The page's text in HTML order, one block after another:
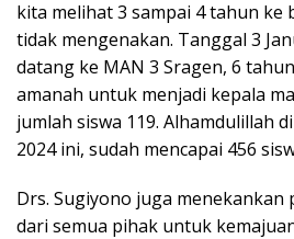
kita melihat 3 sampai 4 tahun ke
tidak mengenakan. Tanggal 3
datang ke MAN 3 Sragen, 6
amanah untuk menjadi kepala
jumlah siswa 119. Alhamdulillah
2024 ini, sudah mencapai 456
Drs. Sugiyono juga
dari semua pihak untuk